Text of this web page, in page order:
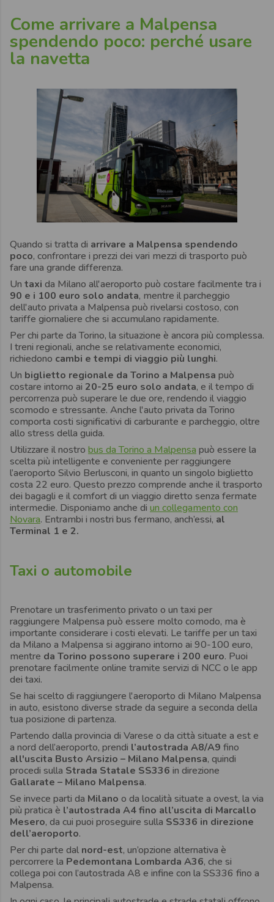
Come arrivare a Malpensa
spendendo poco: perché usare
la navetta
Quando si tratta di arrivare a Malpensa spendendo
poco, confrontare i prezzi dei vari mezzi di trasporto può
fare una grande differenza.
Un taxi da Milano all'aeroporto può costare facilmente tra i
90 e i 100 euro solo andata, mentre il parcheggio
dell'auto privata a Malpensa può rivelarsi costoso, con
tariffe giornaliere che si accumulano rapidamente.
Per chi parte da Torino, la situazione è ancora più complessa.
I treni regionali, anche se relativamente economici,
richiedono cambi e tempi di viaggio più lunghi.
Un biglietto regionale da Torino a Malpensa può
costare intorno ai 20-25 euro solo andata, e il tempo di
percorrenza può superare le due ore, rendendo il viaggio
scomodo e stressante. Anche l'auto privata da Torino
comporta costi significativi di carburante e parcheggio, oltre
allo stress della guida.
Utilizzare il nostro bus da Torino a Malpensa può essere la
scelta più intelligente e conveniente per raggiungere
l’aeroporto Silvio Berlusconi, in quanto un singolo biglietto
costa 22 euro. Questo prezzo comprende anche il trasporto
dei bagagli e il comfort di un viaggio diretto senza fermate
intermedie. Disponiamo anche di un collegamento con
Novara. Entrambi i nostri bus fermano, anch’essi, al
Terminal 1 e 2.
Taxi o automobile
Prenotare un trasferimento privato o un taxi per
raggiungere Malpensa può essere molto comodo, ma è
importante considerare i costi elevati. Le tariffe per un taxi
da Milano a Malpensa si aggirano intorno ai 90-100 euro,
mentre da Torino possono superare i 200 euro. Puoi
prenotare facilmente online tramite servizi di NCC o le app
dei taxi.
Se hai scelto di raggiungere l'aeroporto di Milano Malpensa
in auto, esistono diverse strade da seguire a seconda della
tua posizione di partenza.
Partendo dalla provincia di Varese o da città situate a est e
a nord dell’aeroporto, prendi l’autostrada A8/A9 fino
all'uscita Busto Arsizio – Milano Malpensa, quindi
procedi sulla Strada Statale SS336 in direzione
Gallarate – Milano Malpensa.
Se invece parti da Milano o da località situate a ovest, la via
più pratica è l’autostrada A4 fino all’uscita di Marcallo
Mesero, da cui puoi proseguire sulla SS336 in direzione
dell’aeroporto.
Per chi parte dal nord-est, un’opzione alternativa è
percorrere la Pedemontana Lombarda A36, che si
collega poi con l’autostrada A8 e infine con la SS336 fino a
Malpensa.